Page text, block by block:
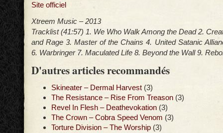
Site officiel
Xtreem Music – 2013
Tracklist (41:57) 1. We Who Walk Among the Dead 2.
and Rage 3. Master of the Chains 4. United Satanic
6. Warbringer 7. Maculated Life 8. Beyond the Wall 9.
D'autres articles recommandés
Skineater – Dermal Harvest (3)
The Resistance – Rise From Treason (3)
Revel In Flesh – Deathevokation (3)
The Crown – Cobra Speed Venom (3)
Torture Division – The Worship (3)